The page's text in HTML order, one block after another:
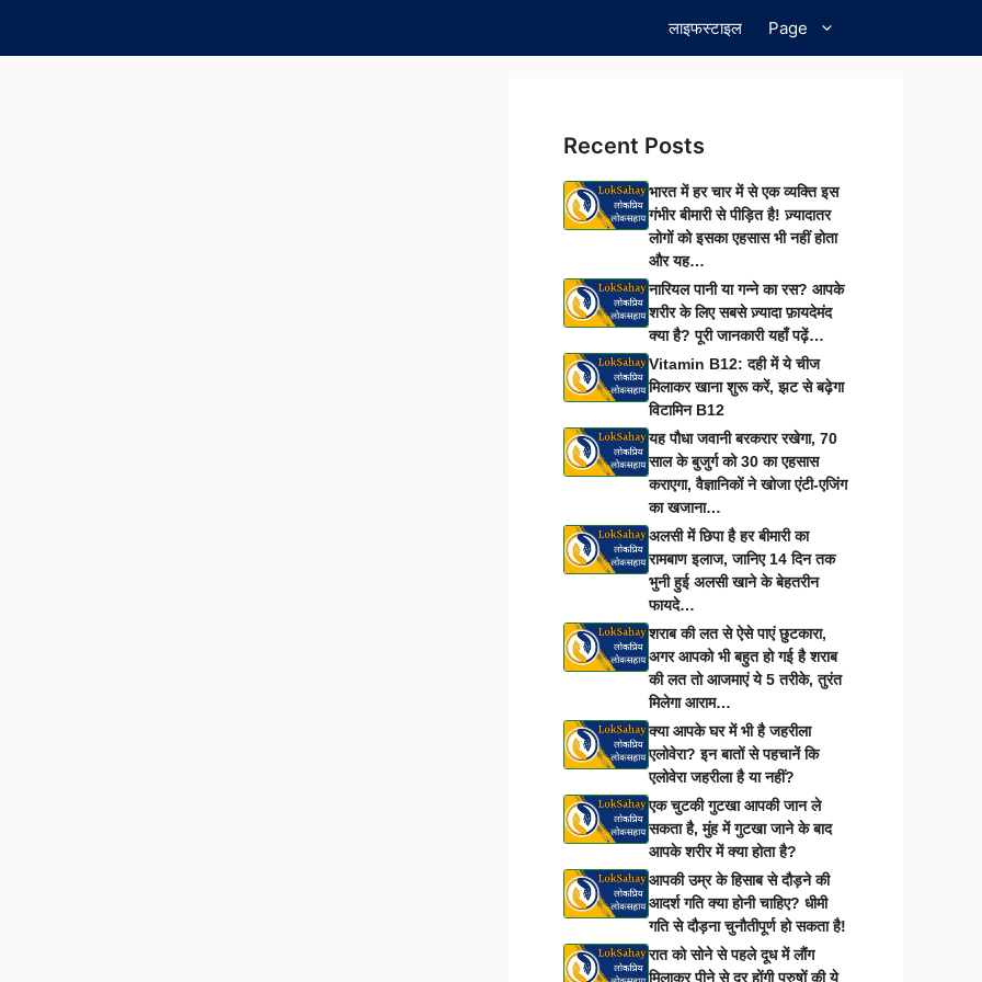
लाइफस्टाइल Page
Recent Posts
भारत में हर चार में से एक व्यक्ति इस
गंभीर बीमारी से पीड़ित है! ज़्यादातर
लोगों को इसका एहसास भी नहीं होता
और यह…
नारियल पानी या गन्ने का रस? आपके
शरीर के लिए सबसे ज़्यादा फ़ायदेमंद
क्या है? पूरी जानकारी यहाँ पढ़ें…
Vitamin B12: दही में ये चीज
मिलाकर खाना शुरू करें, झट से बढ़ेगा
विटामिन B12
यह पौधा जवानी बरकरार रखेगा, 70
साल के बुजुर्ग को 30 का एहसास
कराएगा, वैज्ञानिकों ने खोजा एंटी-एजिंग
का खजाना…
अलसी में छिपा है हर बीमारी का
रामबाण इलाज, जानिए 14 दिन तक
भुनी हुई अलसी खाने के बेहतरीन
फायदे…
शराब की लत से ऐसे पाएं छुटकारा,
अगर आपको भी बहुत हो गई है शराब
की लत तो आजमाएं ये 5 तरीके, तुरंत
मिलेगा आराम…
क्या आपके घर में भी है जहरीला
एलोवेरा? इन बातों से पहचानें कि
एलोवेरा जहरीला है या नहीं?
एक चुटकी गुटखा आपकी जान ले
सकता है, मुंह में गुटखा जाने के बाद
आपके शरीर में क्या होता है?
आपकी उम्र के हिसाब से दौड़ने की
आदर्श गति क्या होनी चाहिए? धीमी
गति से दौड़ना चुनौतीपूर्ण हो सकता है!
रात को सोने से पहले दूध में लौंग
मिलाकर पीने से दूर होंगी पुरुषों की ये